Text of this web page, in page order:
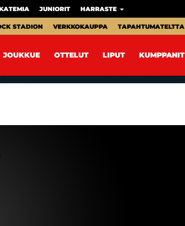
JUNIORIT HARRASTE
STADION VERKKOKAUPPA TAPAHTUMATELTTA
JOUKKUE OTTELUT LIPUT KUMPPANIT